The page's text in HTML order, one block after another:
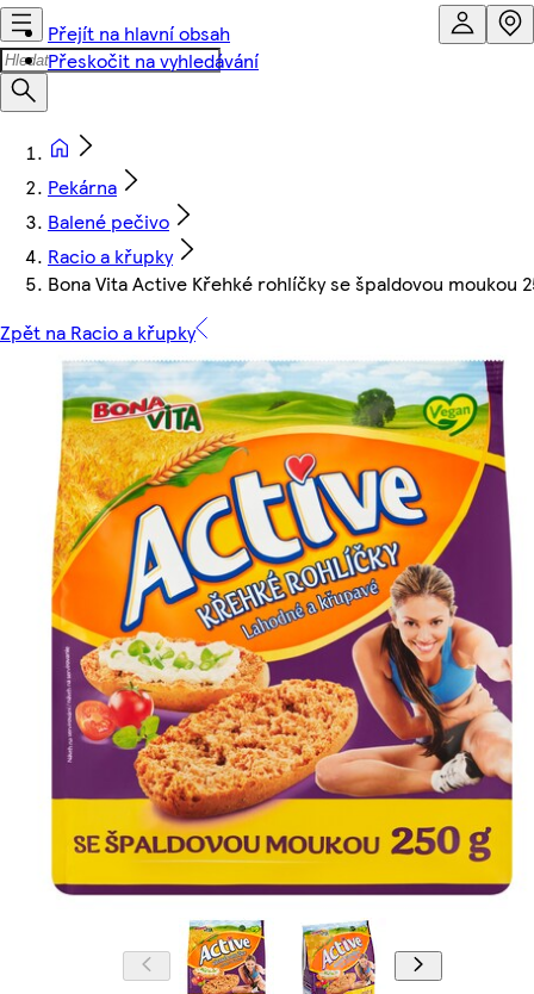
Přejít na hlavní obsah
Přeskočit na vyhledávání
Pekárna
Balené pečivo
Racio a křupky
Bona Vita Active Křehké rohlíčky se špaldovou moukou
Zpět na Racio a křupky